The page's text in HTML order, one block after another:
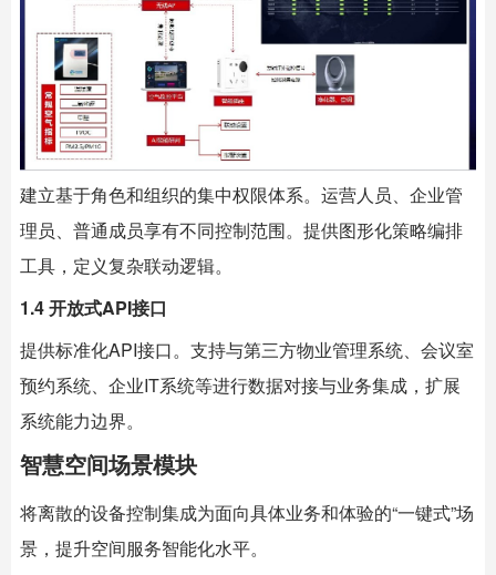
建立基于角色和组织的集中权限体系。运营人员、企业管
理员、普通成员享有不同控制范围。提供图形化策略编排
工具，定义复杂联动逻辑。
1.4 开放式API接口
提供标准化API接口。支持与第三方物业管理系统、会议室
预约系统、企业IT系统等进行数据对接与业务集成，扩展
系统能力边界。
智慧空间场景模块
将离散的设备控制集成为面向具体业务和体验的“一键式”场
景，提升空间服务智能化水平。